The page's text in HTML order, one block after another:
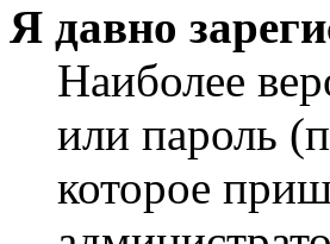
Я давно
Наиболее
или пароль
которое